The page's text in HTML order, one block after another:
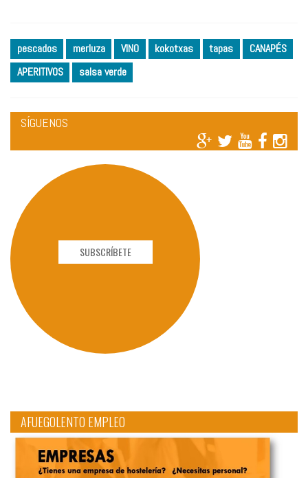
pescados merluza VINO kokotxas tapas
CANAPÉS
APERITIVOS
salsa verde
SÍGUENOS
SUBSCRÍBETE
AFUEGOLENTO EMPLEO